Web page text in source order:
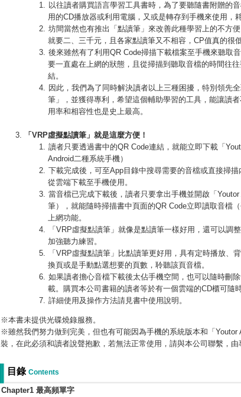
以往讀者購買語言學習工具書時，為了要聽隨書附贈的
用的CD播放器或利用電腦，又或是轉存到手機來使用，
坊間當然也有推出「點讀筆」來改善此種學習上的不方
就要二、三千元，且各家點讀筆又不相容，CP值真的很低
後來雖然有了利用QR Code掃描下載檔案至手機來聽取
要一直處在上網的狀態，且從掃描到聽取音檔的時間往
結。
因此，我們為了同時解決讀者以上三種困擾，特別領先
筆」，並獲得專利，希望這個輔助學習的工具，能讓讀
用率和相容性也是史上最高。
「 VRP虛擬點讀筆」就是這麼方便！
讀者只要透過書中的QR Code連結，就能立即下載「
Android二種系統手機）
下載完成後，可至App目錄中搜尋需要的音檔或直接掃
從雲端下載至手機使用。
當音檔已完成下載後，讀者只要拿出手機並開啟「
筆），就能隨時掃描書中頁面的QR Code立即讀取音檔
上網功能。
「VRP虛擬點讀筆」就像是點讀筆一樣好用，還可以調
加強聽力練習。
「VRP虛擬點讀筆」比點讀筆更好用，具有定時播放、
換頁或是手動點選想要的頁數，聆聽該頁音檔。
如果讀者擔心音檔下載後太佔手機空間，也可以隨時刪
載。購買本公司書籍的讀者等於有一個雲端的CD櫃可隨時
詳細使用及操作方法請見書中使用說明。
※本書未提供光碟燒錄服務。
※雖然我們努力做到完美，但也有可能因為手機的系統版本和「Youtor
裝，在此必須和讀者說聲抱歉，若無法正常使用，請與本公司聯繫，由
目錄 Contents
Chapter1最高頻單字